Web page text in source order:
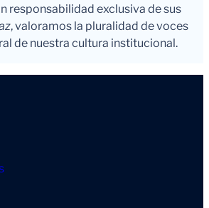
responsabilidad exclusiva de sus
, valoramos la pluralidad de voces
de nuestra cultura institucional.